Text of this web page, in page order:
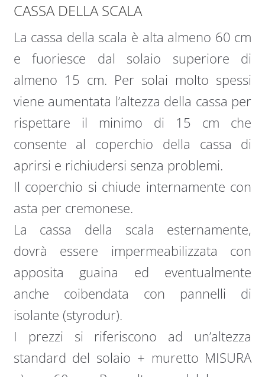
CASSA DELLA SCALA
La cassa della scala è alta almeno 60 cm
e fuoriesce dal solaio superiore di
almeno 15 cm. Per solai molto spessi
viene aumentata l’altezza della cassa per
rispettare il minimo di 15 cm che
consente al coperchio della cassa di
aprirsi e richiudersi senza problemi.
Il coperchio si chiude internamente con
asta per cremonese.
La cassa della scala esternamente,
dovrà essere impermeabilizzata con
apposita guaina ed eventualmente
anche coibendata con pannelli di
isolante (styrodur).
I prezzi si riferiscono ad un’altezza
standard del solaio + muretto MISURA